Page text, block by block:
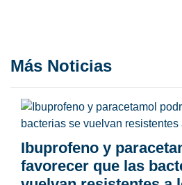
Más Noticias
Ibuprofeno y
favorecer que las